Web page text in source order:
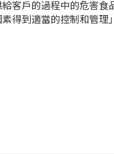
客戶的過程中的危害
得到適當的控制和管理